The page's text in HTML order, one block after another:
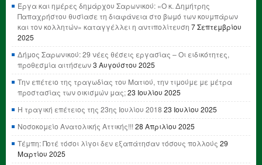
Έργα και ημέρες δημάρχου Σαρωνικού: «Ο κ. Δημήτρης
Παπαχρήστου θυσίασε τη διαφάνεια στο βωμό των κουμπάρων
και τον κολλητών» καταγγέλλει η αντιπολίτευση 7 Σεπτεμβρίου
2025
Δήμος Σαρωνικού: 29 νέες θέσεις εργασίας – Οι ειδικότητες,
προθεσμία αιτήσεων3 Αυγούστου 2025
Την επέτειο της τραγωδίας του Ματιού, την τιμούμε με μέτρα
προστασίας των οικισμών μας;23 Ιουλίου 2025
Η τραγική επέτειος της 23ης Ιουλίου 2018 23 Ιουλίου 2025
Νοσοκομείο Ανατολικής Αττικής!!! 28 Απριλίου 2025
Τέμπη: Ποτέ τόσοι λίγοι δεν εξαπάτησαν τόσους πολλούς 29
Μαρτίου 2025